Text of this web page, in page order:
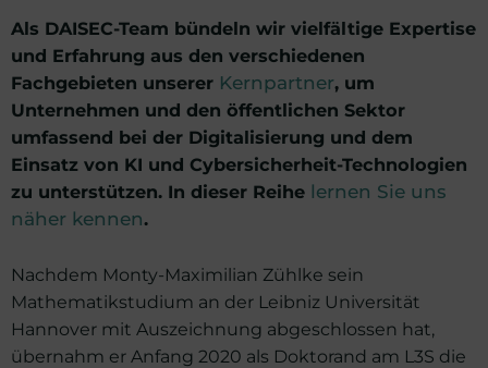
Als DAISEC-Team bündeln wir vielfältige Expertise
und Erfahrung aus den verschiedenen
Fachgebieten unserer Kernpartner, um
Unternehmen und den öffentlichen Sektor
umfassend bei der Digitalisierung und dem
Einsatz von KI und Cybersicherheit-Technologien
zu unterstützen. In dieser Reihe lernen Sie uns
näher kennen.
Nachdem Monty-Maximilian Zühlke sein
Mathematikstudium an der Leibniz Universität
Hannover mit Auszeichnung abgeschlossen hat,
übernahm er Anfang 2020 als Doktorand am L3S die